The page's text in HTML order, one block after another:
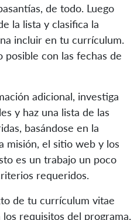
de todo. Luego
la lista y clasifica la
incluir en tu currículum.
posible con las fechas de
adicional, investiga
y haz una lista de las
basándose en la
misión, el sitio web y los
es un trabajo un poco
requeridos.
de tu currículum vitae
requisitos del programa,